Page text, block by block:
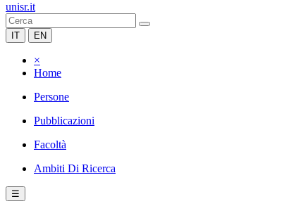
unisr.it
IT EN
×
Home
Persone
Pubblicazioni
Facoltà
Ambiti Di Ricerca
☰